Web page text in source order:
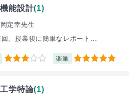
能設計(1)
定幸先生
回、授業後に簡単なレポート...
3 楽単 5
学特論(1)